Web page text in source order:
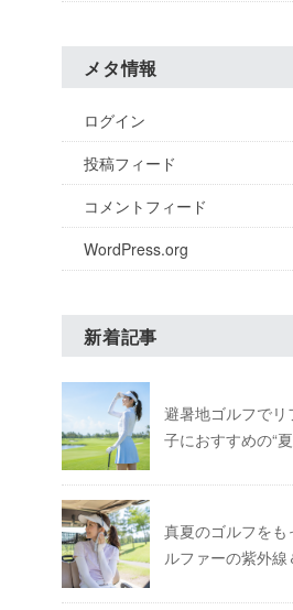
メタ情報
ログイン
投稿フィード
コメントフィード
WordPress.org
新着記事
避暑地ゴルフで
子におすすめの“
真夏のゴルフを
ルファーの紫外